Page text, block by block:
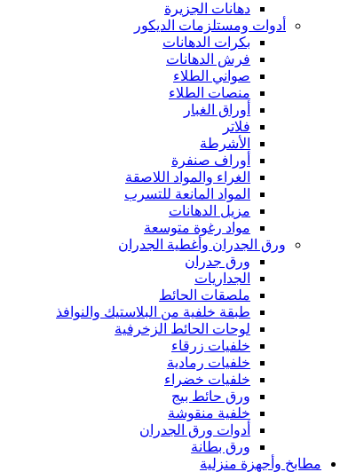
دهانات الجزيرة
أدوات ومستلزمات الديكور
بكرات الدهانات
فرش الدهانات
صواني الطلاء
منصات الطلاء
أوراق الغبار
فلاتر
الأشرطة
أوراف صنفرة
الغراء والمواد اللاصقة
المواد المانعة للتسرب
مزيل الدهانات
مواد رغوة متوسعة
ورق الجدران وأغطية الجدران
ورق جدران
الجداريات
ملصقات الحائط
طبقة خلفية من البلاستيك والنوافذ
لوحات الحائط الزخرفية
خلفيات زرقاء
خلفيات رمادية
خلفيات خضراء
ورق حائط بيج
خلفية منقوشة
أدوات ورق الجدران
ورق بطانة
مطابخ وأجهزة منزلية